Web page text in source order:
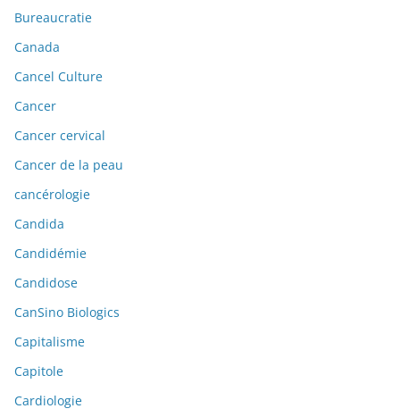
Bureaucratie
Canada
Cancel Culture
Cancer
Cancer cervical
Cancer de la peau
cancérologie
Candida
Candidémie
Candidose
CanSino Biologics
Capitalisme
Capitole
Cardiologie